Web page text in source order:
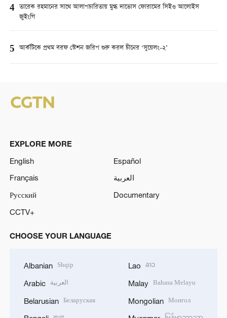
4 তারেক রহমানের সাথে আলাপচারিতায় মুগ্ধ দাভোস ফোরামের সিইও আলোইস
জুইংগি
5 আর্কটিকে প্রথম বরফ স্টেশন জরিপ শুরু করল চীনের ‘সুয়েলং-২’
EXPLORE MORE
English
Español
Français
العربية
Русский
Documentary
CCTV+
CHOOSE YOUR LANGUAGE
Albanian Shqip
Arabic العربية
Belarusian Беларуская
Lao ລາວ
Malay Bahasa Melayu
Mongolian Монгол